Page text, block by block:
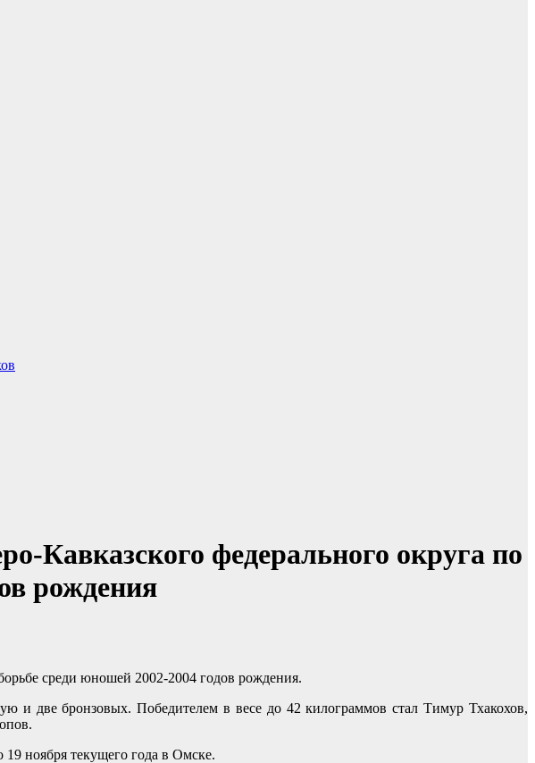
Кавказского федерального округа по
рождения
среди юношей 2002-2004 годов рождения.
и две бронзовых. Победителем в весе до 42 килограммов стал Тимур Тхакохов,
ноября текущего года в Омске.